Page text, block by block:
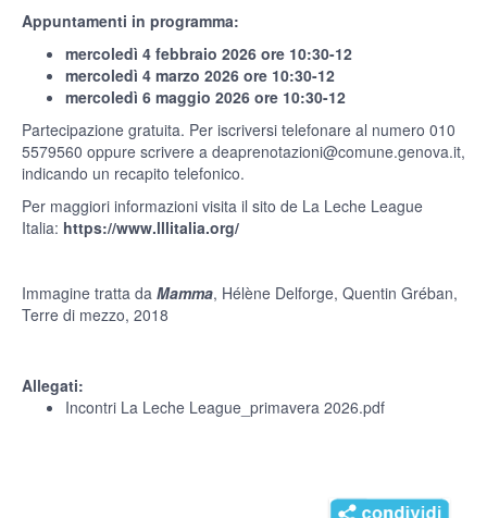
Appuntamenti in programma:
mercoledì 4 febbraio 2026 ore 10:30-12
mercoledì 4 marzo 2026 ore 10:30-12
mercoledì 6 maggio 2026 ore 10:30-12
Partecipazione gratuita. Per iscriversi telefonare al numero 010
5579560 oppure scrivere a deaprenotazioni@comune.genova.it,
indicando un recapito telefonico.
Per maggiori informazioni visita il sito de La Leche League
Italia: https://www.lllitalia.org/
Immagine tratta da Mamma, Hélène Delforge, Quentin Gréban,
Terre di mezzo, 2018
Allegati:
Incontri La Leche League_primavera 2026.pdf